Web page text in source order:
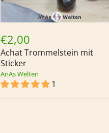
Trommelstein
mit
Sticker
€2,00
Achat Trommelstein mit
Sticker
AnAs Welten
1